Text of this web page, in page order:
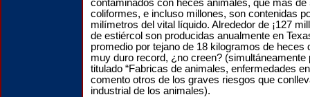
contaminados con heces animales, que más de
coliformes, e incluso millones, son contenidas
milímetros del vital líquido. Alrededor de ¡127
de estiércol son producidas anualmente en
promedio por tejano de 18 kilogramos de
muy duro record, ¿no creen? (simultáneamente
titulado “Fabricas de animales, enfermedades
comento otros de los graves riesgos que
industrial de los animales).